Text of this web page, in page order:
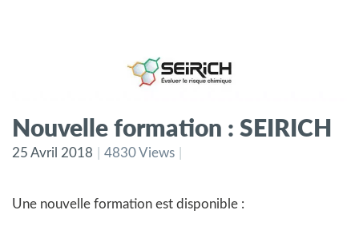
Nouvelle formation : SEIRICH
25 Avril 2018 4830 Views
Une nouvelle formation est disponible :